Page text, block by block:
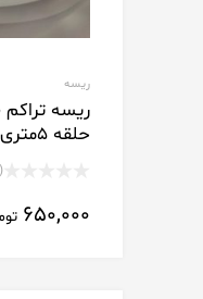
ریسه
حلقه 5متری
(0 نظر)
650,000